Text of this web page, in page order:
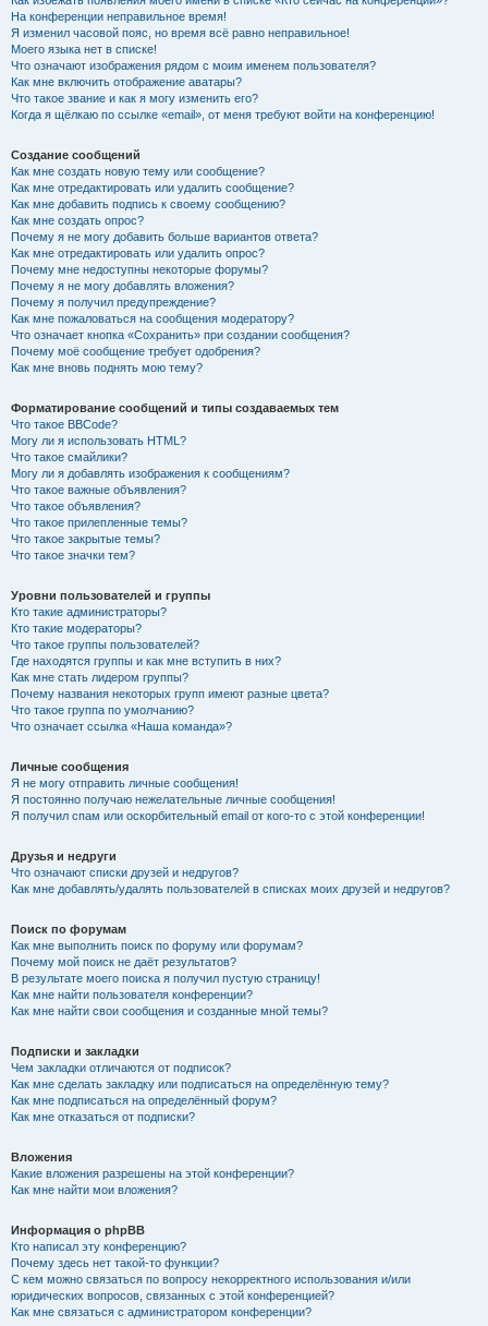
На конференции неправильное время!
Я изменил часовой пояс, но время всё равно неправильное!
Моего языка нет в списке!
Что означают изображения рядом с моим именем пользователя?
Как мне включить отображение аватары?
Что такое звание и как я могу изменить его?
Когда я щёлкаю по ссылке «email», от меня требуют войти на конференцию!
Создание сообщений
Как мне создать новую тему или сообщение?
Как мне отредактировать или удалить сообщение?
Как мне добавить подпись к своему сообщению?
Как мне создать опрос?
Почему я не могу добавить больше вариантов ответа?
Как мне отредактировать или удалить опрос?
Почему мне недоступны некоторые форумы?
Почему я не могу добавлять вложения?
Почему я получил предупреждение?
Как мне пожаловаться на сообщения модератору?
Что означает кнопка «Сохранить» при создании сообщения?
Почему моё сообщение требует одобрения?
Как мне вновь поднять мою тему?
Форматирование сообщений и типы создаваемых тем
Что такое BBCode?
Могу ли я использовать HTML?
Что такое смайлики?
Могу ли я добавлять изображения к сообщениям?
Что такое важные объявления?
Что такое объявления?
Что такое прилепленные темы?
Что такое закрытые темы?
Что такое значки тем?
Уровни пользователей и группы
Кто такие администраторы?
Кто такие модераторы?
Что такое группы пользователей?
Где находятся группы и как мне вступить в них?
Как мне стать лидером группы?
Почему названия некоторых групп имеют разные цвета?
Что такое группа по умолчанию?
Что означает ссылка «Наша команда»?
Личные сообщения
Я не могу отправить личные сообщения!
Я постоянно получаю нежелательные личные сообщения!
Я получил спам или оскорбительный email от кого-то с этой конференции!
Друзья и недруги
Что означают списки друзей и недругов?
Как мне добавлять/удалять пользователей в списках моих друзей и недругов?
Поиск по форумам
Как мне выполнить поиск по форуму или форумам?
Почему мой поиск не даёт результатов?
В результате моего поиска я получил пустую страницу!
Как мне найти пользователя конференции?
Как мне найти свои сообщения и созданные мной темы?
Подписки и закладки
Чем закладки отличаются от подписок?
Как мне сделать закладку или подписаться на определённую тему?
Как мне подписаться на определённый форум?
Как мне отказаться от подписки?
Вложения
Какие вложения разрешены на этой конференции?
Как мне найти мои вложения?
Информация о phpBB
Кто написал эту конференцию?
Почему здесь нет такой-то функции?
С кем можно связаться по вопросу некорректного использования и/или
юридических вопросов, связанных с этой конференцией?
Как мне связаться с администратором конференции?